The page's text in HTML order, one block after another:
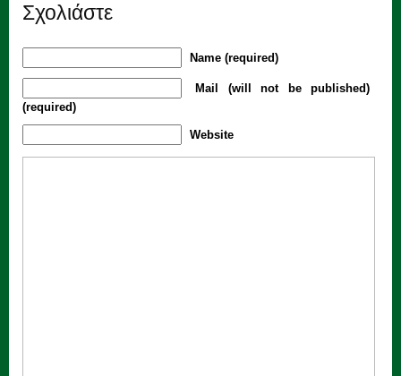
Σχολιάστε
Name (required)
Mail (will not be published)
(required)
Website